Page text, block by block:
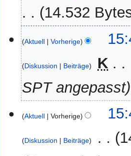
2019
14.532
Dezember
2013
Aktuell Vorherige
Diskussion Beiträge
K
SPT angepasst
Aktuell Vorherige
Diskussion Beiträge